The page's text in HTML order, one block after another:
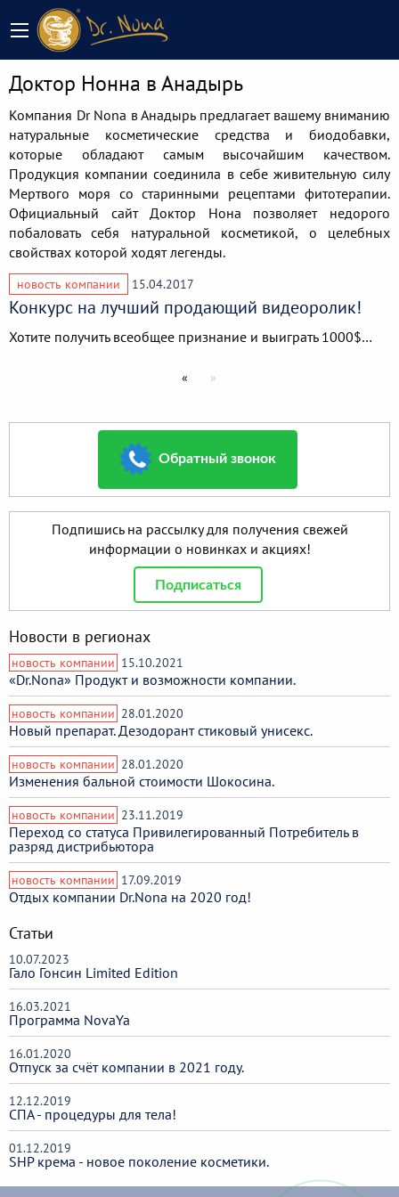
Доктор Нонна в Анадырь
Компания Dr Nona в Анадырь предлагает вашему вниманию
натуральные косметические средства и биодобавки,
которые обладают самым высочайшим качеством.
Продукция компании соединила в себе живительную силу
Мертвого моря со старинными рецептами фитотерапии.
Официальный сайт Доктор Нона позволяет недорого
побаловать себя натуральной косметикой, о целебных
свойствах которой ходят легенды.
новость компании 15.04.2017
Конкурс на лучший продающий видеоролик!
Хотите получить всеобщее признание и выиграть 1000$…
« »
Обратный звонок
Подпишись на рассылку для получения свежей
информации о новинках и акциях!
Подписаться
Новости в регионах
новость компании 15.10.2021
«Dr.Nona» Продукт и возможности компании.
новость компании 28.01.2020
Новый препарат. Дезодорант стиковый унисекс.
новость компании 28.01.2020
Изменения бальной стоимости Шокосина.
новость компании 23.11.2019
Переход со статуса Привилегированный Потребитель в
разряд дистрибьютора
новость компании 17.09.2019
Отдых компании Dr.Nona на 2020 год!
Статьи
10.07.2023
Гало Гонсин Limited Edition
16.03.2021
Программа NovaYa
16.01.2020
Отпуск за счёт компании в 2021 году.
12.12.2019
СПА - процедуры для тела!
01.12.2019
SHP крема - новое поколение косметики.